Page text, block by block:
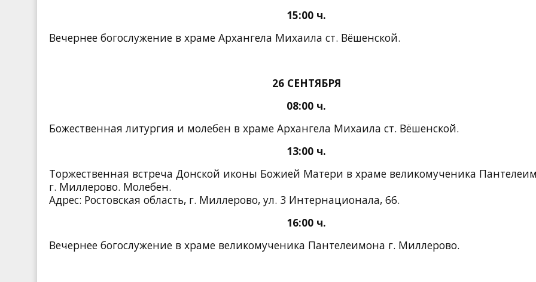
15:00 ч.
Вечернее богослужение в храме Архангела Михаила ст. Вёшенской.
26 СЕНТЯБРЯ
08:00 ч.
Божественная литургия и молебен в храме Архангела Михаила ст. Вёшенской.
13:00 ч.
Торжественная встреча Донской иконы Божией Матери в храме великомученика
г. Миллерово. Молебен.
Адрес: Ростовская область, г. Миллерово, ул. 3 Интернационала, 66.
16:00 ч.
Вечернее богослужение в храме великомученика Пантелеимона г. Миллерово.